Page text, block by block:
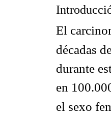
El
décadas
durante
en
el sexo